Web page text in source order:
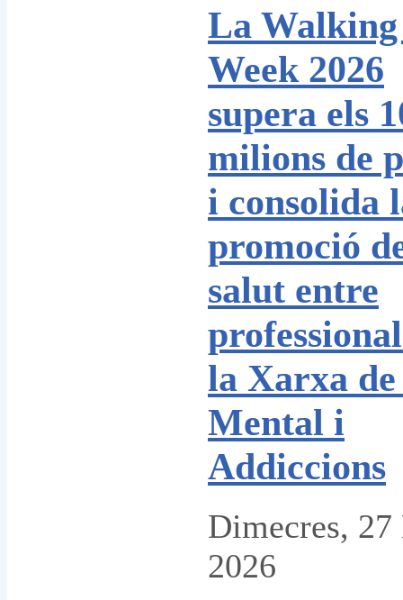
La Walking
Week 2026
supera els
milions de
i consolida
promoció
salut entre
la Xarxa
Mental i
Addiccions
Dimecres,
2026